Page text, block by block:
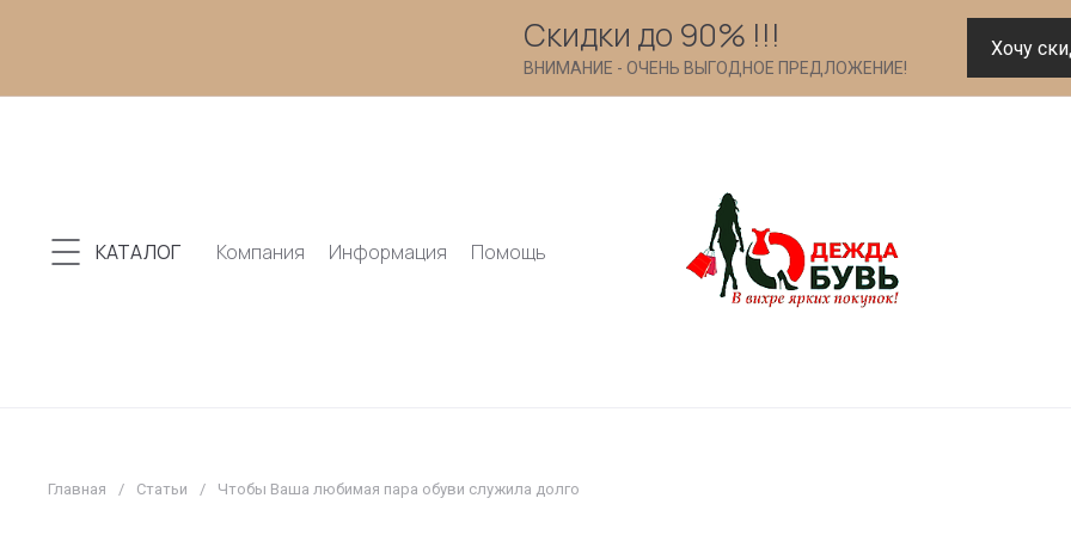
Скидки до 90% !!!
ВНИМАНИЕ - ОЧЕНЬ ВЫГОДНОЕ ПРЕДЛОЖЕНИЕ!
Хочу
КАТАЛОГ Компания Информация Помощь
Главная / Статьи / Чтобы Ваша любимая пара обуви служила долго